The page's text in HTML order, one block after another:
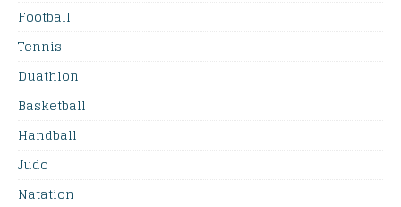
Football
Tennis
Duathlon
Basketball
Handball
Judo
Natation